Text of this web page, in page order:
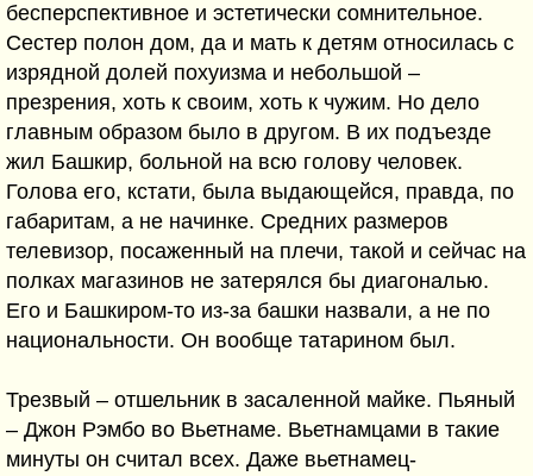
бесперспективное и эстетически сомнительное.
Сестер полон дом, да и мать к детям относилась с
изрядной долей похуизма и небольшой –
презрения, хоть к своим, хоть к чужим. Но дело
главным образом было в другом. В их подъезде
жил Башкир, больной на всю голову человек.
Голова его, кстати, была выдающейся, правда, по
габаритам, а не начинке. Средних размеров
телевизор, посаженный на плечи, такой и сейчас на
полках магазинов не затерялся бы диагональю.
Его и Башкиром-то из-за башки назвали, а не по
национальности. Он вообще татарином был.
Трезвый – отшельник в засаленной майке. Пьяный
– Джон Рэмбо во Вьетнаме. Вьетнамцами в такие
минуты он считал всех. Даже вьетнамец-